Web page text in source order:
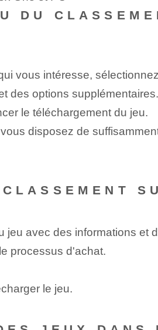
DU
vous intéresse,
des options supplémentaires.
le téléchargement du jeu.
disposez de
avec des informations et
processus d'achat.
le jeu.